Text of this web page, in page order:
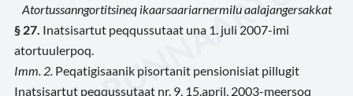
Atortussanngortitsineq ikaarsaariarnermilu aalajangersakkat
§ 27. Inatsisartut peqqussutaat una 1. juli 2007-imi
atortuulerpoq.
Imm. 2. Peqatigisaanik pisortanit pensionisiat pillugit
Inatsisartut peqqussutaat nr. 9, 15.april, 2003-meersoq